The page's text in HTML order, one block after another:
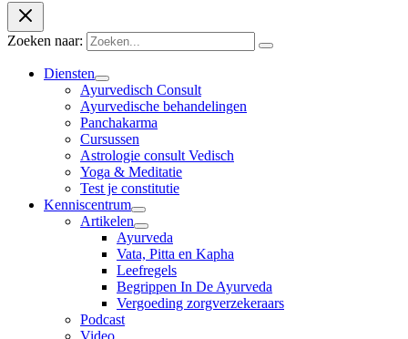
Zoeken naar:
Diensten
Ayurvedisch Consult
Ayurvedische behandelingen
Panchakarma
Cursussen
Astrologie consult Vedisch
Yoga & Meditatie
Test je constitutie
Kenniscentrum
Artikelen
Ayurveda
Vata, Pitta en Kapha
Leefregels
Begrippen In De Ayurveda
Vergoeding zorgverzekeraars
Podcast